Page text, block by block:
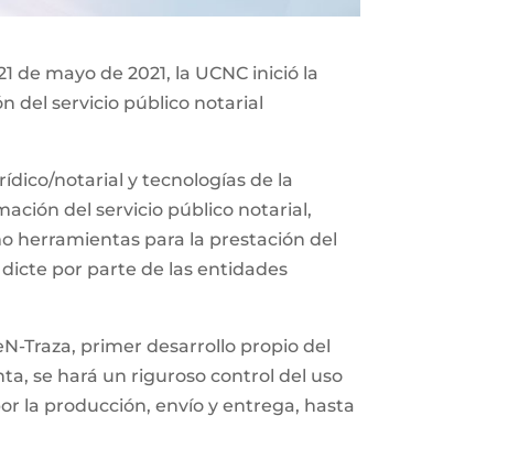
mayo de 2021, la UCNC inició la
del servicio público notarial
notarial y tecnologías de la
del servicio público notarial,
herramientas para la prestación del
por parte de las entidades
Traza, primer desarrollo propio del
se hará un riguroso control del uso
la producción, envío y entrega, hasta